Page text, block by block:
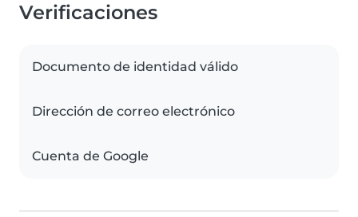
Verificaciones
Documento de identidad válido
Dirección de correo electrónico
Cuenta de Google